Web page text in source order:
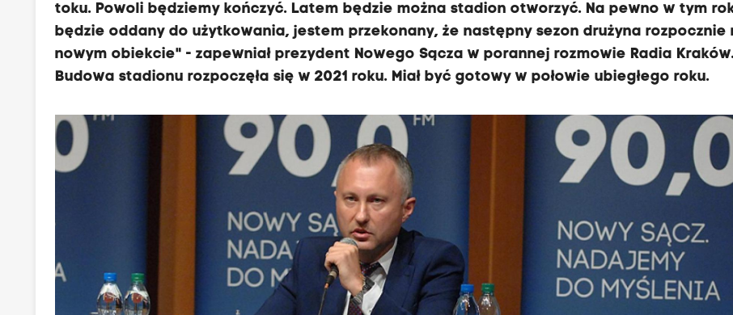
toku. Powoli będziemy kończyć. Latem będzie można stadion otworzyć. Na pewno w tym
będzie oddany do użytkowania, jestem przekonany, że następny sezon drużyna rozpocznie
nowym obiekcie" - zapewniał prezydent Nowego Sącza w porannej rozmowie Radia
Budowa stadionu rozpoczęła się w 2021 roku. Miał być gotowy w połowie ubiegłego roku.